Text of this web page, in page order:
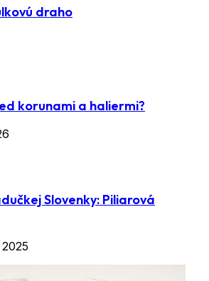
draho
korunami a haliermi?
Slovenky: Piliarová